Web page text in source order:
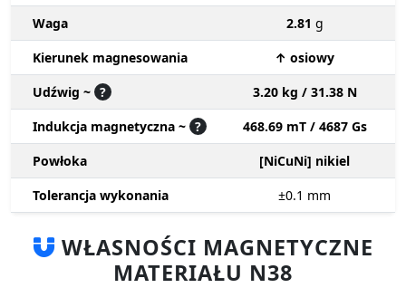
Waga
2.81 g
Kierunek magnesowania
↑ osiowy
Udźwig ~ ?
3.20 kg / 31.38 N
Indukcja magnetyczna ~ ?
468.69 mT / 4687 Gs
Powłoka
[NiCuNi] nikiel
Tolerancja wykonania
±0.1 mm
WŁASNOŚCI MAGNETYCZNE
MATERIAŁU N38